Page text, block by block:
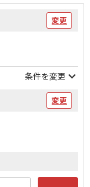
変更
条件を変更
変更